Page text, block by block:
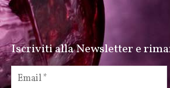
Iscriviti alla Newsletter e